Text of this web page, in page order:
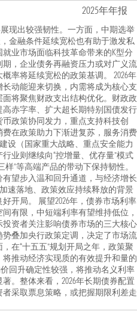
2025年年报
现出较强韧性。一方面，中期选举
金融条件延续宽松也有助于激发私
业市场面临科技革命带来的K型分
，企业债务再融资压力或对广义流
率将延续宽松的政策基调。 2026年
动能迎来切换，内需将成为核心支
将聚焦财政支出结构优化。财政政
赤字率、扩大超长期特别国债发行
政策协同发力，重点支持科技创
在政策助力下渐进复苏，服务消费
设（国家重大战略、重点安全能力
业则继续向“控增量、优存量”模式
”等高端产品的带动下保持韧性。
望步入温和回升通道，与经济增长
速落地、政策效应持续释放的背景
开局。 展望2026年，债券市场利率
有限，中短端利率有望维持低位，
资者关注影响债券市场的三大核心
叠加央行政策定调，决定了市场流
在“十五五”规划开局之年，政策聚
推动经济实现质的有效提升和量的
回升确定性较强，将推动名义利率
。整体来看，2026年长期债券配置
采取票息策略，或把握期限利差走